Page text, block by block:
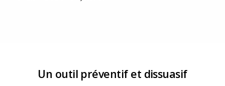
Un outil préventif et dissuasif